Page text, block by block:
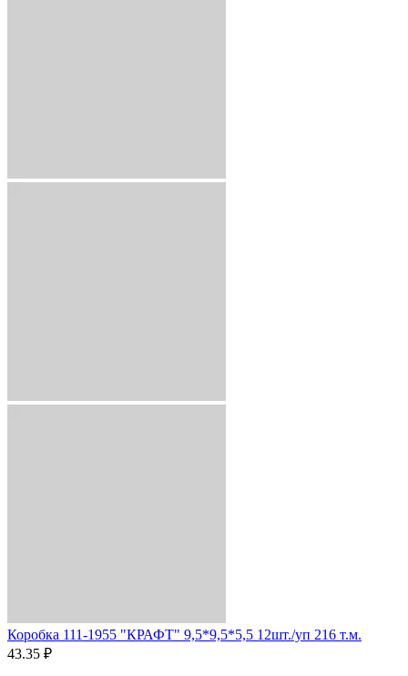
Коробка 111-1955 "КРАФТ" 9,5*9,5*5,5 12шт./уп 216 т.м.
43.35 ₽